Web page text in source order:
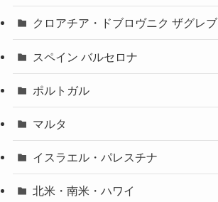
クロアチア・ドブロヴニク ザグレブ
スペイン バルセロナ
ポルトガル
マルタ
イスラエル・パレスチナ
北米・南米・ハワイ